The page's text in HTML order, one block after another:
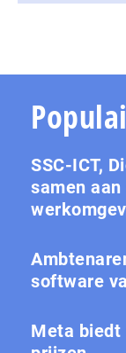
SSC-ICT,
samen
software
Meta biedt